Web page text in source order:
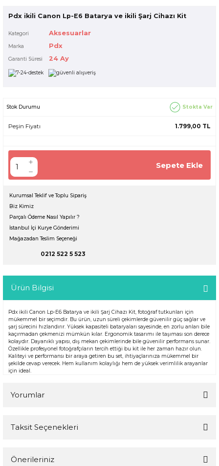
Pdx ikili Canon Lp-E6 Batarya ve ikili Şarj Cihazı Kit
Kategori Aksesuarlar
Marka Pdx
Garanti Süresi 24 Ay
Stok Durumu Stokta Var
Peşin Fiyatı 1.799,00 TL
Sepete Ekle
Kurumsal Teklif ve Toplu Sipariş
Biz Kimiz
Parçalı Ödeme Nasıl Yapılır ?
İstanbul İçi Kurye Gönderimi
Mağazadan Teslim Seçeneği
0212 522 5 523
Ürün Bilgisi
Pdx ikili Canon Lp-E6 Batarya ve ikili Şarj Cihazı Kit, fotoğraf tutkunları için
mükemmel bir seçimdir. Bu ürün, uzun süreli çekimlerde güvenilir güç sağlar ve
şarj sürecini hızlandırır. Yüksek kapasiteli bataryaları sayesinde, en zorlu anları bile
kaçırmadan çekmenizi mümkün kılar. Ergonomik tasarımı ile taşıması son derece
kolaydır. Dayanıklı yapısı, dış mekan çekimlerinde bile güvenilir performans sunar.
Özellikle profesyonel fotoğrafçıların tercih ettiği bu kit ile her zaman hazır olun.
Kaliteyi ve performansı bir araya getiren bu set, ihtiyaçlarınıza mükemmel bir
şekilde cevap verecek. Hem kullanım kolaylığı hem de yüksek verimlilik arayanlar
için ideal.
Yorumlar
Taksit Seçenekleri
Önerileriniz